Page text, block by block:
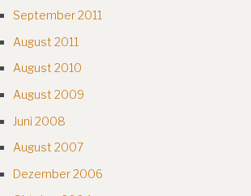
September 2011
August 2011
August 2010
August 2009
Juni 2008
August 2007
Dezember 2006